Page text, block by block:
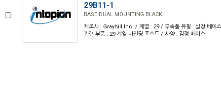
29B11-1
BASE DUAL MOUNTING BLACK
제조사 : Grayhill Inc. / 계열 : 29 / 부속품 유형 : 실장 베이
관련 부품 : 29 계열 바인딩 포스트 / 사양 : 검정 베이스